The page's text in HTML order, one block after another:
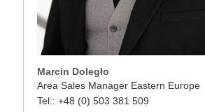
Marcin Doległo
Area Sales Manager Eastern Europe
Tel.: +48 (0) 503 381 509